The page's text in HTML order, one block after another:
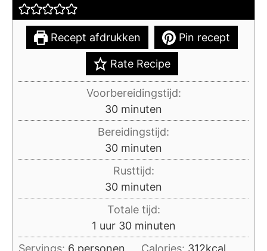
Recept afdrukken Pin recept
Rate Recipe
Voorbereidingstijd:
30minuten
minuten
Bereidingstijd:
30minuten
minuten
Rusttijd:
30minuten
minuten
Totale tijd:
1 uur
uur 30minuten
minuten